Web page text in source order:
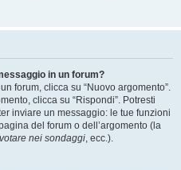
in un forum?
forum, clicca su “Nuovo argomento”.
clicca su “Rispondi”. Potresti
inviare un messaggio: le tue funzioni
del forum o dell’argomento (la
nei sondaggi, ecc.).